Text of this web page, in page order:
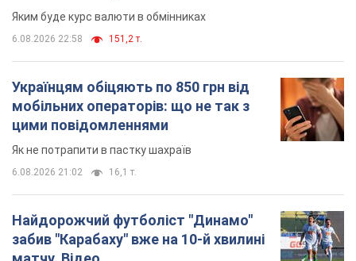
Яким буде курс валюти в обмінниках
6.08.2026 22:58 151,2 т.
Українцям обіцяють по 850 грн від
мобільних операторів: що не так з
цими повідомленнями
Як не потрапити в пастку шахраїв
6.08.2026 21:02 16,1 т.
Найдорожчий футболіст "Динамо"
забив "Карабаху" вже на 10-й хвилині